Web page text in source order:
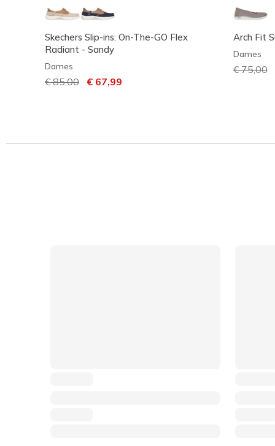
Skechers Slip-ins: On-The-GO Flex
Radiant - Sandy
Dames
Prijs verlaagd van
€ 85,00 naar
€ 67,99
Arch Fit
Dames
Prijs
€ 75,00